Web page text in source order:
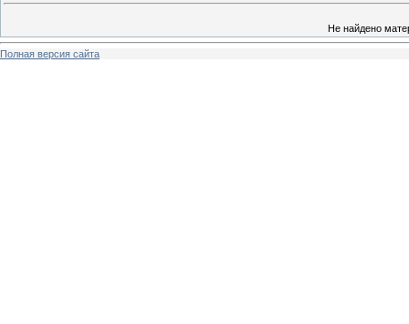
Не найдено
Полная версия сайта